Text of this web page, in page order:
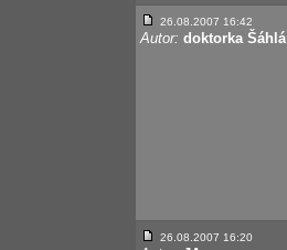
26.08.2007 16:42
Autor: doktorka Šáhlá
26.08.2007 16:20